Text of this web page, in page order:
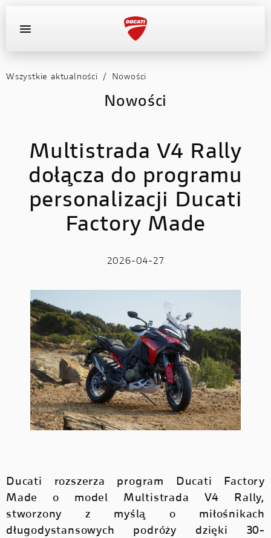
OFERTA DEALERA
MOTOCYKLE
AKTUALNOŚCI
OFERTA DEALERA
KONFIGURATOR
Wszystkie aktualności / Nowości
Nowości
Multistrada V4 Rally
dołącza do programu
personalizacji Ducati
Factory Made
2026-04-27
Ducati rozszerza program Ducati Factory
Made o model Multistrada V4 Rally,
stworzony z myślą o miłośnikach
długodystansowych podróży dzięki 30-